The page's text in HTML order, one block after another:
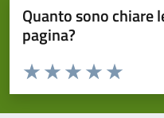
Quanto sono chiare
pagina?
Domanda
Valuta da 1 a 5 stelle la pagina
Valuta 5
Valuta 4
Valuta 3 stelle su
Valuta 2 stelle su 5
Valuta 1 stelle su 5